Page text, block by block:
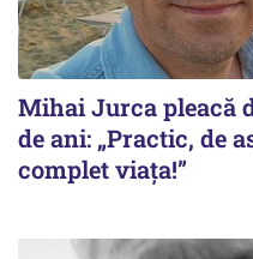
Mihai Jurca pleacă
de ani: „Practic, de
complet viața!”